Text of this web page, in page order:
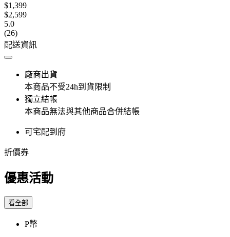
$1,399
$2,599
5.0
(26)
配送資訊
廠商出貨
本商品不受24h到貨限制
獨立結帳
本商品無法與其他商品合併結帳
可宅配到府
折價券
優惠活動
看全部
P幣